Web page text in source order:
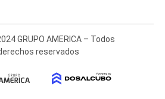
GRUPO AMERICA – Todos
reservados